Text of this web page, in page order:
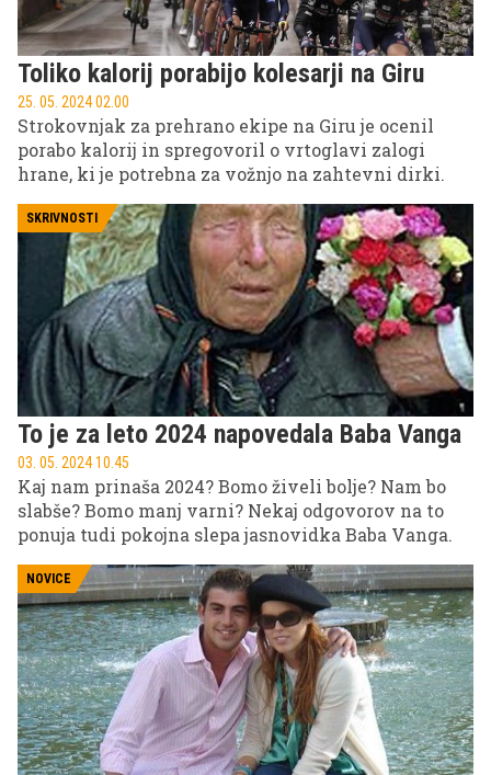
Toliko kalorij porabijo kolesarji na Giru
25. 05. 2024 02.00
Strokovnjak za prehrano ekipe na Giru je ocenil
porabo kalorij in spregovoril o vrtoglavi zalogi
hrane, ki je potrebna za vožnjo na zahtevni dirki.
SKRIVNOSTI
To je za leto 2024 napovedala Baba Vanga
03. 05. 2024 10.45
Kaj nam prinaša 2024? Bomo živeli bolje? Nam bo
slabše? Bomo manj varni? Nekaj odgovorov na to
ponuja tudi pokojna slepa jasnovidka Baba Vanga.
NOVICE